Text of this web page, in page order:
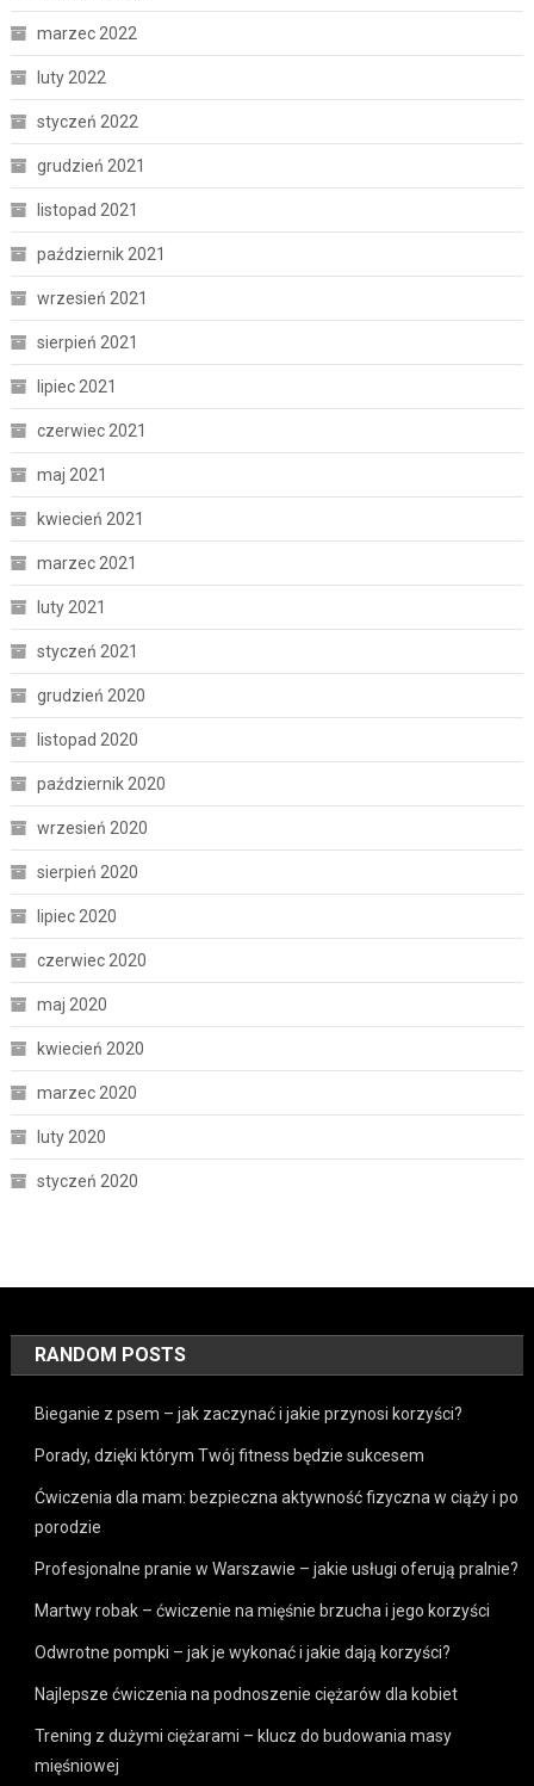
marzec 2022
luty 2022
styczeń 2022
grudzień 2021
listopad 2021
październik 2021
wrzesień 2021
sierpień 2021
lipiec 2021
czerwiec 2021
maj 2021
kwiecień 2021
marzec 2021
luty 2021
styczeń 2021
grudzień 2020
listopad 2020
październik 2020
wrzesień 2020
sierpień 2020
lipiec 2020
czerwiec 2020
maj 2020
kwiecień 2020
marzec 2020
luty 2020
styczeń 2020
RANDOM POSTS
Bieganie z psem – jak zaczynać i jakie przynosi korzyści?
Porady, dzięki którym Twój fitness będzie sukcesem
Ćwiczenia dla mam: bezpieczna aktywność fizyczna w ciąży i po
porodzie
Profesjonalne pranie w Warszawie – jakie usługi oferują pralnie?
Martwy robak – ćwiczenie na mięśnie brzucha i jego korzyści
Odwrotne pompki – jak je wykonać i jakie dają korzyści?
Najlepsze ćwiczenia na podnoszenie ciężarów dla kobiet
Trening z dużymi ciężarami – klucz do budowania masy
mięśniowej